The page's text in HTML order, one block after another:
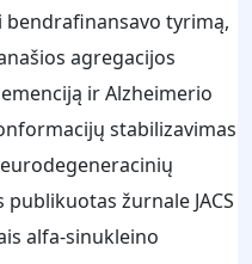
bendrafinansavo tyrimą,
agregacijos
ir Alzheimerio
stabilizavimas
žurnale JACS
alfa-sinukleino